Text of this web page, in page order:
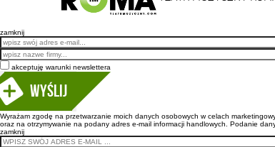
zamknij
Email
akceptuję warunki newslettera
Wyślij
Wyrażam zgodę na przetwarzanie moich danych osobowych w celach
oraz na otrzymywanie na podany adres e-mail informacji handlowych. Podanie
zamknij